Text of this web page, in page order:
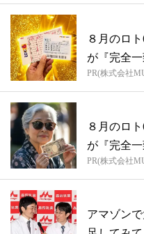
８月のロ
が『完全
PR(株式会社
８月のロ
が『完全
PR(株式会社
アマゾン